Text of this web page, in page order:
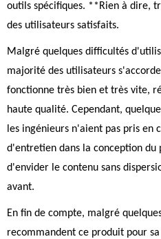
outils spécifiques. **Rien à dire,
des utilisateurs satisfaits.
Malgré quelques difficultés
majorité des utilisateurs
fonctionne très bien et très vite,
haute qualité. Cependant,
les ingénieurs n'aient pas pris
d'entretien dans la conception
d'envider le contenu sans
avant.
En fin de compte, malgré
recommandent ce produit pour